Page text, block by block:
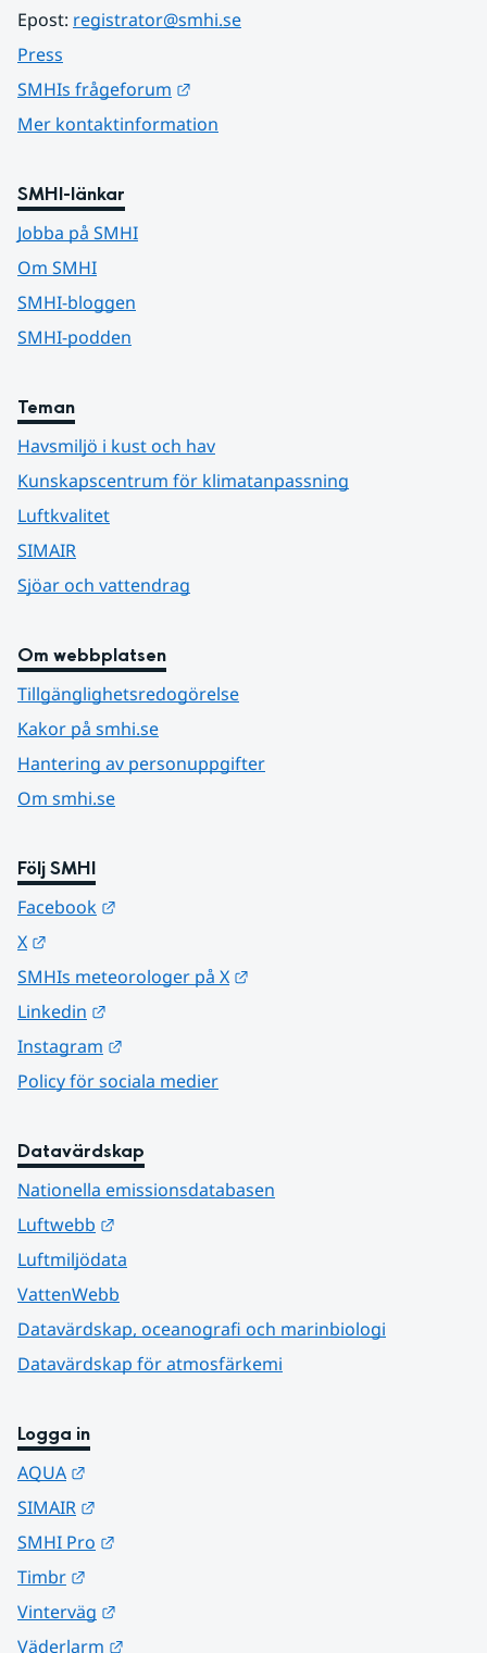
Epost: registrator@smhi.se
Press
SMHIs frågeforum
Mer kontaktinformation
SMHI-länkar
Jobba på SMHI
Om SMHI
SMHI-bloggen
SMHI-podden
Teman
Havsmiljö i kust och hav
Kunskapscentrum för klimatanpassning
Luftkvalitet
SIMAIR
Sjöar och vattendrag
Om webbplatsen
Tillgänglighetsredogörelse
Kakor på smhi.se
Hantering av personuppgifter
Om smhi.se
Följ SMHI
Facebook
X
SMHIs meteorologer på X
Linkedin
Instagram
Policy för sociala medier
Datavärdskap
Nationella emissionsdatabasen
Luftwebb
Luftmiljödata
VattenWebb
Datavärdskap, oceanografi och marinbiologi
Datavärdskap för atmosfärkemi
Logga in
AQUA
SIMAIR
SMHI Pro
Timbr
Vinterväg
Väderlarm